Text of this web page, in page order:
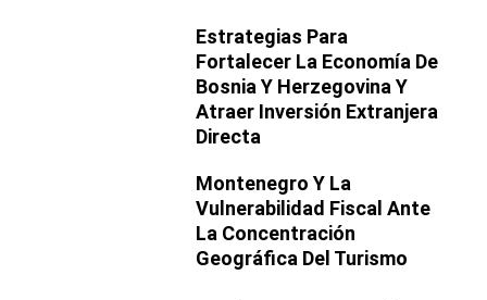
Estrategias Para
Fortalecer La Economía De
Bosnia Y Herzegovina Y
Atraer Inversión Extranjera
Directa
Montenegro Y La
Vulnerabilidad Fiscal Ante
La Concentración
Geográfica Del Turismo